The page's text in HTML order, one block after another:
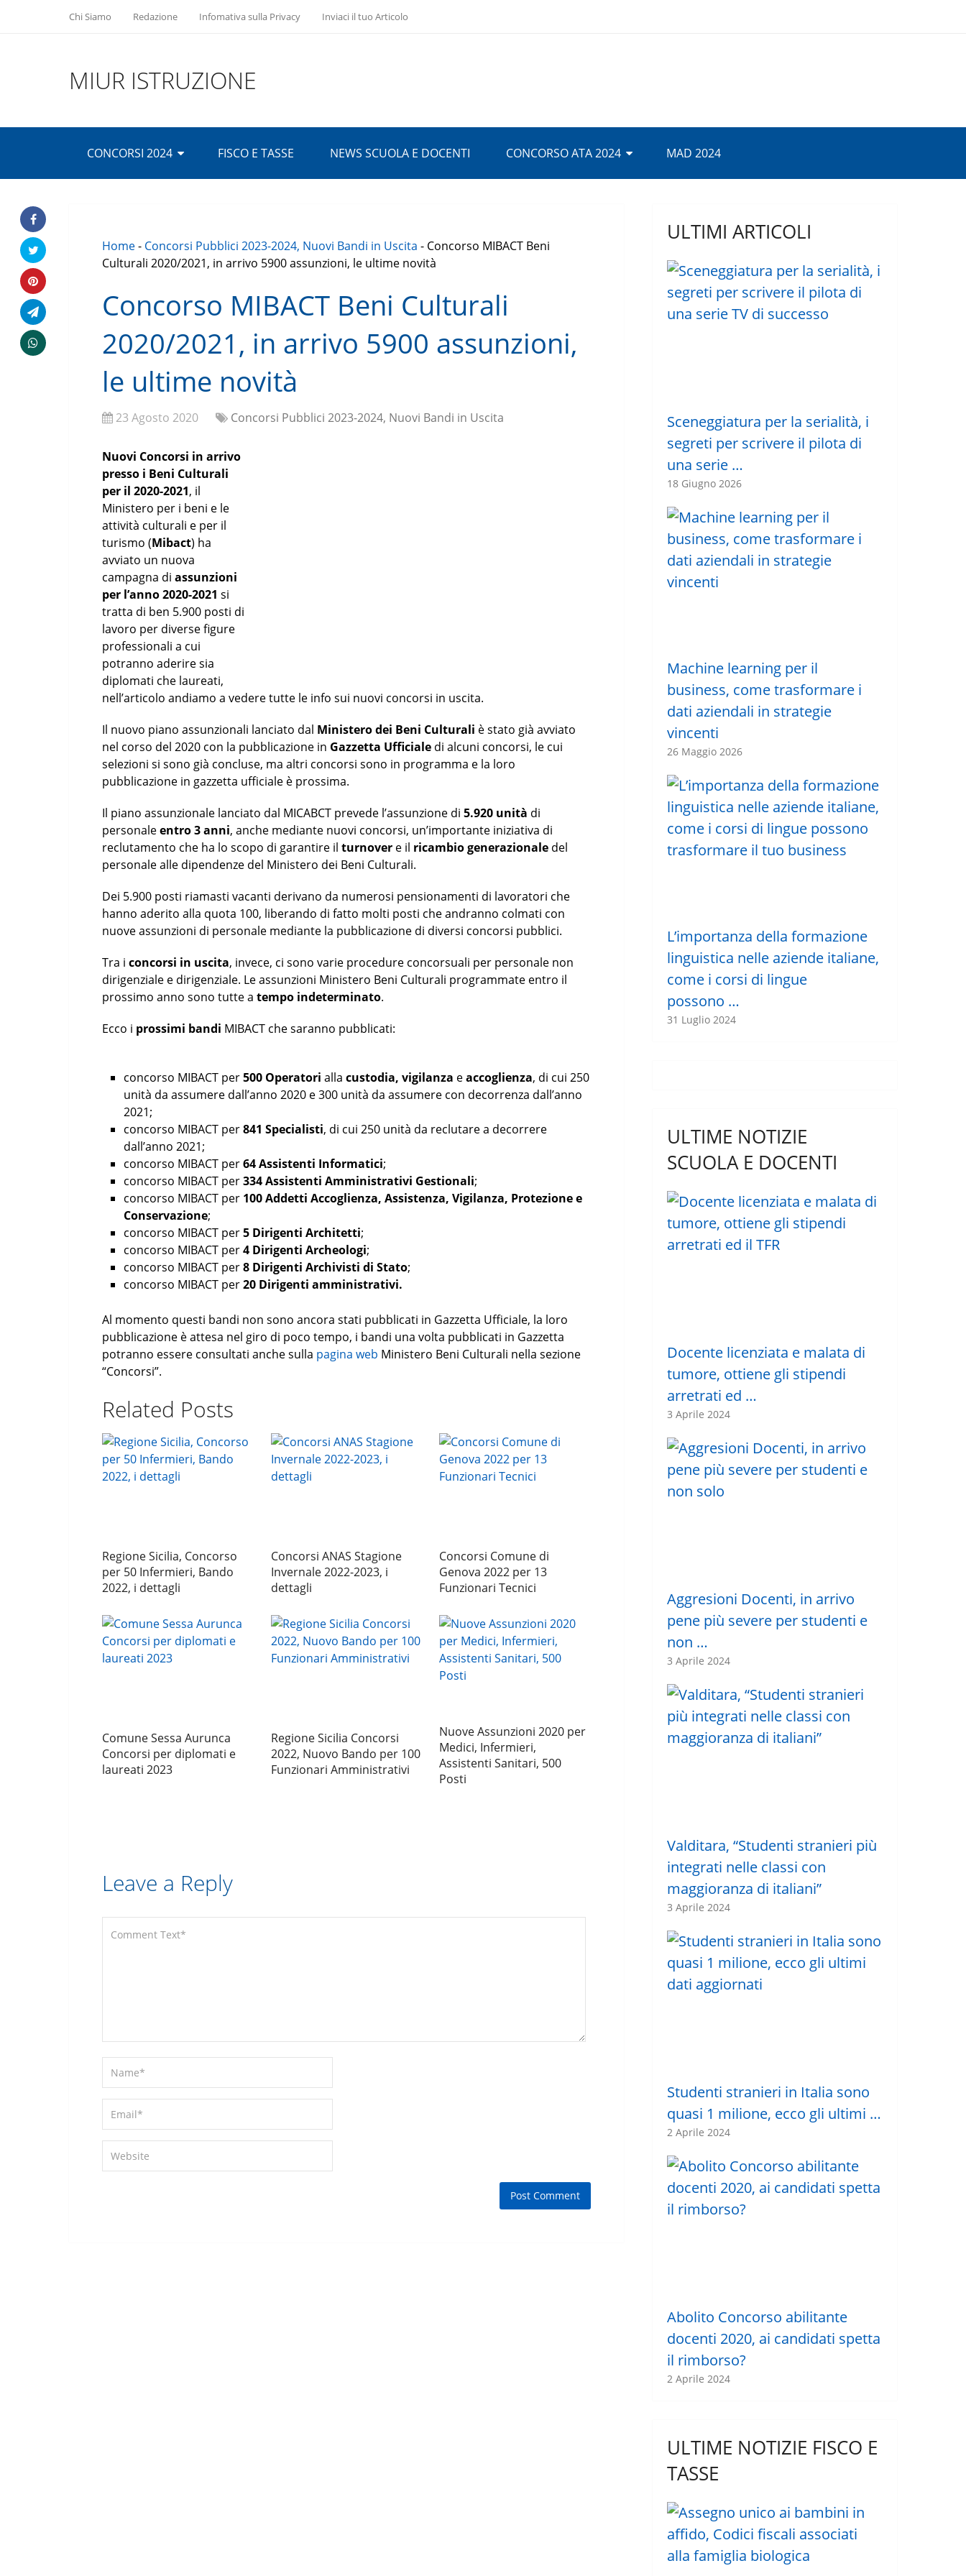
Chi Siamo Redazione Infomativa sulla Privacy Inviaci il tuo Articolo
MIUR ISTRUZIONE
CONCORSI 2024 FISCO E TASSE NEWS SCUOLA E DOCENTI CONCORSO ATA 2024 MAD 2024
Home- Concorsi Pubblici 2023-2024, Nuovi Bandi in Uscita - Concorso MIBACT Beni
Culturali 2020/2021, in arrivo 5900 assunzioni, le ultime novità
Concorso MIBACT Beni Culturali
2020/2021, in arrivo 5900 assunzioni,
le ultime novità
23 Agosto 2020 Concorsi Pubblici 2023-2024, Nuovi Bandi in Uscita
Nuovi Concorsi in arrivo
presso i Beni Culturali
per il 2020-2021, il
Ministero per i beni e le
attività culturali e per il
turismo (Mibact) ha
avviato un nuova
campagna di assunzioni
per l’anno 2020-2021 si
tratta di ben 5.900 posti di
lavoro per diverse figure
professionali a cui
potranno aderire sia
diplomati che laureati,
nell’articolo andiamo a vedere tutte le info sui nuovi concorsi in uscita.
Il nuovo piano assunzionali lanciato dal Ministero dei Beni Culturali è stato già avviato
nel corso del 2020 con la pubblicazione in Gazzetta Ufficiale di alcuni concorsi, le cui
selezioni si sono già concluse, ma altri concorsi sono in programma e la loro
pubblicazione in gazzetta ufficiale è prossima.
Il piano assunzionale lanciato dal MICABCT prevede l’assunzione di 5.920 unità di
personaleentro 3 anni, anche mediante nuovi concorsi, un’importante iniziativa di
reclutamento che ha lo scopo di garantire il turnover e il ricambio generazionale del
personale alle dipendenze del Ministero dei Beni Culturali.
Dei 5.900 posti riamasti vacanti derivano da numerosi pensionamenti di lavoratori che
hanno aderito alla quota 100, liberando di fatto molti posti che andranno colmati con
nuove assunzioni di personale mediante la pubblicazione di diversi concorsi pubblici.
Tra i concorsi in uscita, invece, ci sono varie procedure concorsuali per personale non
dirigenziale e dirigenziale. Le assunzioni Ministero Beni Culturali programmate entro il
prossimo anno sono tutte a tempo indeterminato.
Ecco i prossimi bandi MIBACT che saranno pubblicati:
concorso MIBACT per500 Operatori alla custodia, vigilanza eaccoglienza, di cui 250
unità da assumere dall’anno 2020 e 300 unità da assumere con decorrenza dall’anno
2021;
concorso MIBACT per841 Specialisti, di cui 250 unità da reclutare a decorrere
dall’anno 2021;
concorso MIBACT per64 Assistenti Informatici;
concorso MIBACT per334 Assistenti Amministrativi Gestionali;
concorso MIBACT per 100 Addetti Accoglienza, Assistenza, Vigilanza, Protezione e
Conservazione;
concorso MIBACT per5 Dirigenti Architetti;
concorso MIBACT per4 Dirigenti Archeologi;
concorso MIBACT per8 Dirigenti Archivisti di Stato;
concorso MIBACT per20 Dirigenti amministrativi.
Al momento questi bandi non sono ancora stati pubblicati in Gazzetta Ufficiale, la loro
pubblicazione è attesa nel giro di poco tempo, i bandi una volta pubblicati in Gazzetta
potranno essere consultati anche sulla pagina web Ministero Beni Culturali nella sezione
“Concorsi”.
Related Posts
Regione Sicilia, Concorso
per 50 Infermieri, Bando
2022, i dettagli
Concorsi ANAS Stagione
Invernale 2022-2023, i
dettagli
Concorsi Comune di
Genova 2022 per 13
Funzionari Tecnici
Comune Sessa Aurunca
Concorsi per diplomati e
laureati 2023
Regione Sicilia Concorsi
2022, Nuovo Bando per 100
Funzionari Amministrativi
Nuove Assunzioni 2020 per
Medici, Infermieri,
Assistenti Sanitari, 500
Posti
Leave a Reply
ULTIMI ARTICOLI
Sceneggiatura per la serialità, i
segreti per scrivere il pilota di
una serie …
18 Giugno 2026
Machine learning per il
business, come trasformare i
dati aziendali in strategie
vincenti
26 Maggio 2026
L’importanza della formazione
linguistica nelle aziende italiane,
come i corsi di lingue
possono …
31 Luglio 2024
ULTIME NOTIZIE
SCUOLA E DOCENTI
Docente licenziata e malata di
tumore, ottiene gli stipendi
arretrati ed …
3 Aprile 2024
Aggresioni Docenti, in arrivo
pene più severe per studenti e
non …
3 Aprile 2024
Valditara, “Studenti stranieri più
integrati nelle classi con
maggioranza di italiani”
3 Aprile 2024
Studenti stranieri in Italia sono
quasi 1 milione, ecco gli ultimi …
2 Aprile 2024
Abolito Concorso abilitante
docenti 2020, ai candidati spetta
il rimborso?
2 Aprile 2024
ULTIME NOTIZIE FISCO E
TASSE